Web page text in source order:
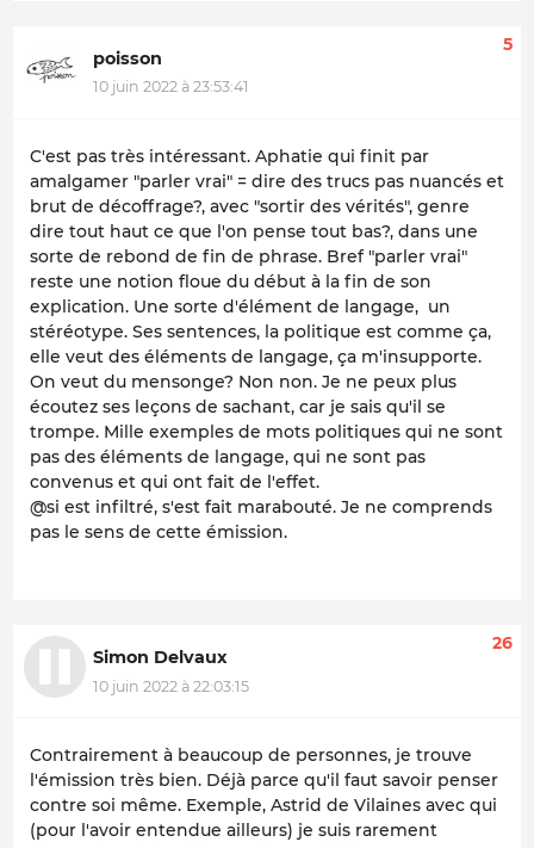
poisson
10 juin 2022 à 23:53:41
5
C'est pas très intéressant. Aphatie qui finit par
amalgamer "parler vrai" = dire des trucs pas nuancés et
brut de décoffrage?, avec "sortir des vérités", genre
dire tout haut ce que l'on pense tout bas?, dans une
sorte de rebond de fin de phrase. Bref "parler vrai"
reste une notion floue du début à la fin de son
explication. Une sorte d'élément de langage, un
stéréotype. Ses sentences, la politique est comme ça,
elle veut des éléments de langage, ça m'insupporte.
On veut du mensonge? Non non. Je ne peux plus
écoutez ses leçons de sachant, car je sais qu'il se
trompe. Mille exemples de mots politiques qui ne sont
pas des éléments de langage, qui ne sont pas
convenus et qui ont fait de l'effet.
@si est infiltré, s'est fait marabouté. Je ne comprends
pas le sens de cette émission.
Simon Delvaux
10 juin 2022 à 22:03:15
26
Contrairement à beaucoup de personnes, je trouve
l'émission très bien. Déjà parce qu'il faut savoir penser
contre soi même. Exemple, Astrid de Vilaines avec qui
(pour l'avoir entendue ailleurs) je suis rarement